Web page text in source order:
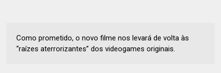
Como prometido, o novo filme nos levará de volta às
“raízes aterrorizantes” dos videogames originais.